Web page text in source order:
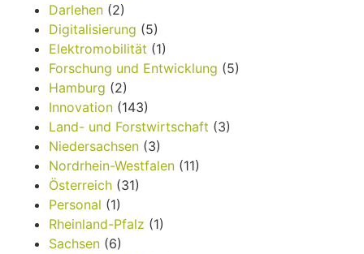
Darlehen (2)
Digitalisierung (5)
Elektromobilität (1)
Forschung und Entwicklung (5)
Hamburg (2)
Innovation (143)
Land- und Forstwirtschaft (3)
Niedersachsen (3)
Nordrhein-Westfalen (11)
Österreich (31)
Personal (1)
Rheinland-Pfalz (1)
Sachsen (6)